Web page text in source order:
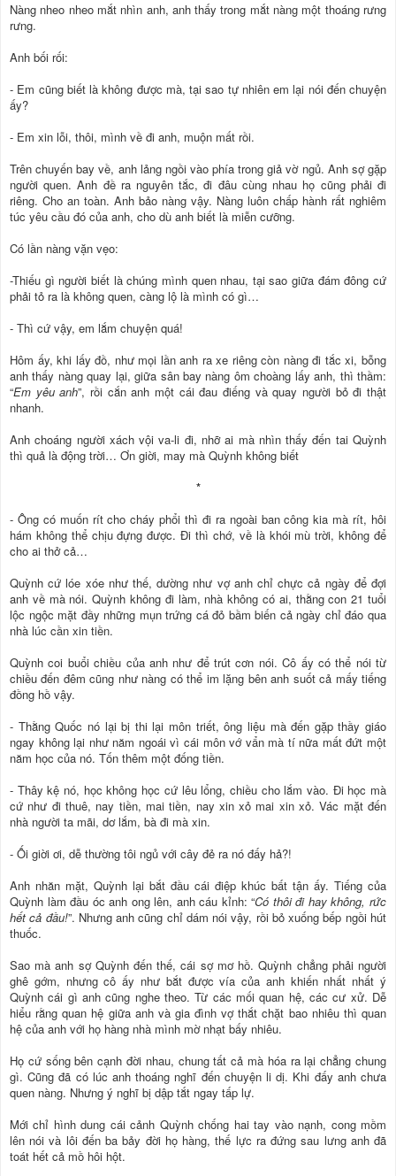
Nàng nheo nheo mắt nhìn anh, anh thấy trong mắt nàng một thoáng rưng
rưng.
Anh bối rối:
- Em cũng biết là không được mà, tại sao tự nhiên em lại nói đến chuyện
ấy?
- Em xin lỗi, thôi, mình về đi anh, muộn mất rồi.
Trên chuyến bay về, anh lảng ngồi vào phía trong giả vờ ngủ. Anh sợ gặp
người quen. Anh đề ra nguyên tắc, đi đâu cùng nhau họ cũng phải đi
riêng. Cho an toàn. Anh bảo nàng vậy. Nàng luôn chấp hành rất nghiêm
túc yêu cầu đó của anh, cho dù anh biết là miễn cưỡng.
Có lần nàng vặn vẹo:
-Thiếu gì người biết là chúng mình quen nhau, tại sao giữa đám đông cứ
phải tỏ ra là không quen, càng lộ là mình có gì…
- Thì cứ vậy, em lắm chuyện quá!
Hôm ấy, khi lấy đồ, như mọi lần anh ra xe riêng còn nàng đi tắc xi, bỗng
anh thấy nàng quay lại, giữa sân bay nàng ôm choàng lấy anh, thì thầm:
“Em yêu anh”, rồi cắn anh một cái đau điếng và quay người bỏ đi thật
nhanh.
Anh choáng người xách vội va-li đi, nhỡ ai mà nhìn thấy đến tai Quỳnh
thì quả là động trời… Ơn giời, may mà Quỳnh không biết
*
- Ông có muốn rít cho cháy phổi thì đi ra ngoài ban công kia mà rít, hôi
hám không thể chịu đựng được. Đi thì chớ, về là khói mù trời, không để
cho ai thở cả…
Quỳnh cứ lóe xóe như thế, dường như vợ anh chỉ chực cả ngày để đợi
anh về mà nói. Quỳnh không đi làm, nhà không có ai, thằng con 21 tuổi
lộc ngộc mặt đầy những mụn trứng cá đỏ bầm biến cả ngày chỉ đáo qua
nhà lúc cần xin tiền.
Quỳnh coi buổi chiều của anh như để trút cơn nói. Cô ấy có thể nói từ
chiều đến đêm cũng như nàng có thể im lặng bên anh suốt cả mấy tiếng
đồng hồ vậy.
- Thằng Quốc nó lại bị thi lại môn triết, ông liệu mà đến gặp thầy giáo
ngay không lại như năm ngoái vì cái môn vớ vẩn mà tí nữa mất đứt một
năm học của nó. Tốn thêm một đống tiền.
- Thây kệ nó, học không học cứ lêu lổng, chiều cho lắm vào. Đi học mà
cứ như đi thuê, nay tiền, mai tiền, nay xin xỏ mai xin xỏ. Vác mặt đến
nhà người ta mãi, dơ lắm, bà đi mà xin.
- Ối giời ơi, dễ thường tôi ngủ với cây đẻ ra nó đấy hả?!
Anh nhăn mặt, Quỳnh lại bắt đầu cái điệp khúc bất tận ấy. Tiếng của
Quỳnh làm đầu óc anh ong lên, anh cáu kỉnh: “Có thôi đi hay không, rức
hết cả đầu!”. Nhưng anh cũng chỉ dám nói vậy, rồi bỏ xuống bếp ngồi hút
thuốc.
Sao mà anh sợ Quỳnh đến thế, cái sợ mơ hồ. Quỳnh chẳng phải người
ghê gớm, nhưng cô ấy như bắt được vía của anh khiến nhất nhất ý
Quỳnh cái gì anh cũng nghe theo. Từ các mối quan hệ, các cư xử. Dễ
hiểu rằng quan hệ giữa anh và gia đình vợ thắt chặt bao nhiêu thì quan
hệ của anh với họ hàng nhà mình mờ nhạt bấy nhiêu.
Họ cứ sống bên cạnh đời nhau, chung tất cả mà hóa ra lại chẳng chung
gì. Cũng đã có lúc anh thoáng nghĩ đến chuyện li dị. Khi đấy anh chưa
quen nàng. Nhưng ý nghĩ bị dập tắt ngay tấp lự.
Mới chỉ hình dung cái cảnh Quỳnh chống hai tay vào nạnh, cong mồm
lên nói và lôi đến ba bảy đời họ hàng, thế lực ra đứng sau lưng anh đã
toát hết cả mồ hôi hột.